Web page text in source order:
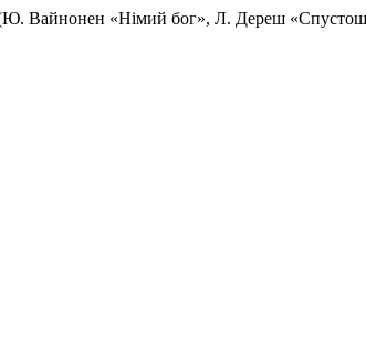
Вайнонен «Німий бог», Л. Дереш